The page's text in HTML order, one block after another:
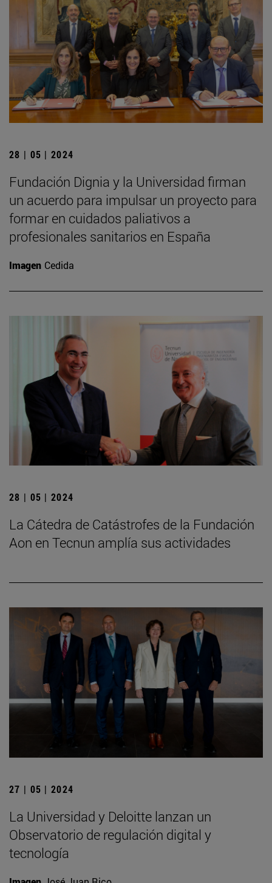
28 | 05 | 2024
Fundación Dignia y la Universidad firman
un acuerdo para impulsar un proyecto para
formar en cuidados paliativos a
profesionales sanitarios en España
Imagen Cedida
28 | 05 | 2024
La Cátedra de Catástrofes de la Fundación
Aon en Tecnun amplía sus actividades
27 | 05 | 2024
La Universidad y Deloitte lanzan un
Observatorio de regulación digital y
tecnología